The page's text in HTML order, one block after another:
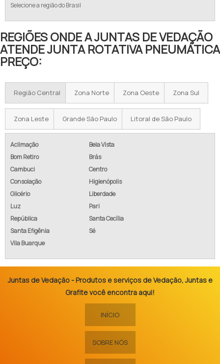
Selecione a região do Brasil
REGIÕES ONDE A JUNTAS DE VEDAÇÃO
ATENDE JUNTA ROTATIVA PNEUMÁTICA
PREÇO:
Região Central Zona Norte Zona Oeste Zona Sul
Zona Leste Grande São Paulo Litoral de São Paulo
Aclimação
Bela Vista
Bom Retiro
Brás
Cambuci
Centro
Consolação
Higienópolis
Glicério
Liberdade
Luz
Pari
República
Santa Cecília
Santa Efigênia
Sé
Vila Buarque
Juntas de Vedação - Produtos e serviços de Vedação, Juntas e
Grafite você encontra aqui!
INÍCIO
SOBRE NÓS